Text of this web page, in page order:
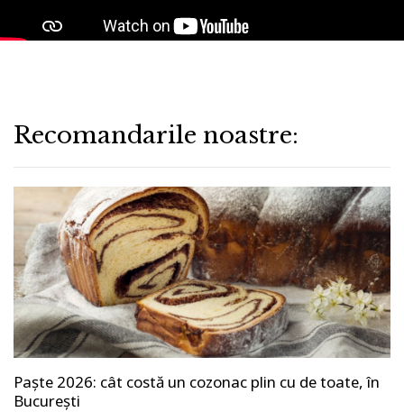
Recomandarile noastre:
Paște 2026: cât costă un cozonac plin cu de toate, în
București